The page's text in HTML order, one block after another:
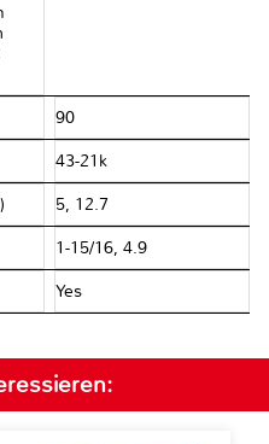
90
43-21k
5, 12.7
1-15/16, 4.9
Yes